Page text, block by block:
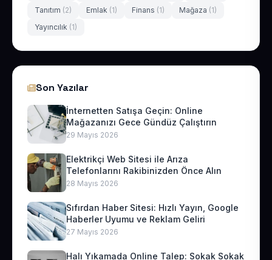
Tanıtım (2) Emlak (1) Finans (1) Mağaza (1)
Yayıncılık (1)
Son Yazılar
İnternetten Satışa Geçin: Online
Mağazanızı Gece Gündüz Çalıştırın
29 Mayıs 2026
Elektrikçi Web Sitesi ile Arıza
Telefonlarını Rakibinizden Önce Alın
28 Mayıs 2026
Sıfırdan Haber Sitesi: Hızlı Yayın, Google
Haberler Uyumu ve Reklam Geliri
27 Mayıs 2026
Halı Yıkamada Online Talep: Sokak Sokak